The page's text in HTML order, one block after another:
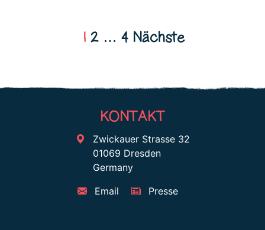
1 2 … 4 Nächste
KONTAKT
Zwickauer Strasse 32
01069 Dresden
Germany
Email
Presse